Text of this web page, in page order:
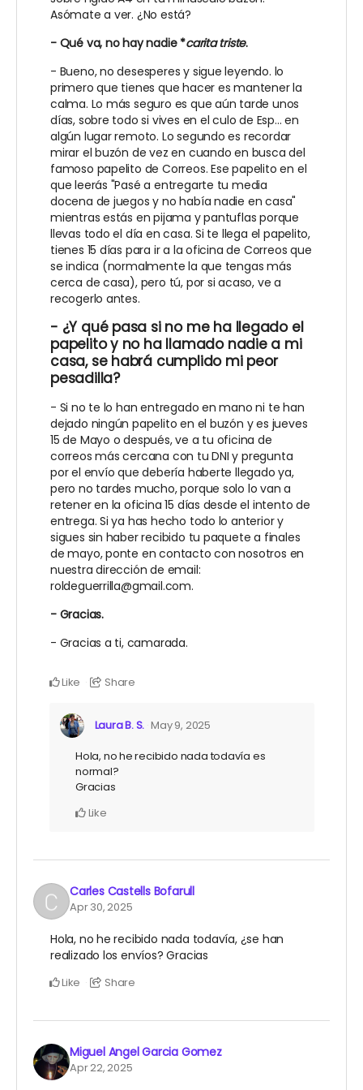
Asómate a ver. ¿No está?
- Qué va, no hay nadie *carita triste.
- Bueno, no desesperes y sigue leyendo. lo
primero que tienes que hacer es mantener la
calma. Lo más seguro es que aún tarde unos
días, sobre todo si vives en el culo de Esp... en
algún lugar remoto. Lo segundo es recordar
mirar el buzón de vez en cuando en busca del
famoso papelito de Correos. Ese papelito en el
que leerás "Pasé a entregarte tu media
docena de juegos y no había nadie en casa"
mientras estás en pijama y pantuflas porque
llevas todo el día en casa. Si te llega el papelito,
tienes 15 días para ir a la oficina de Correos que
se indica (normalmente la que tengas más
cerca de casa), pero tú, por si acaso, ve a
recogerlo antes.
- ¿Y qué pasa si no me ha llegado el
papelito y no ha llamado nadie a mi
casa, se habrá cumplido mi peor
pesadilla?
- Si no te lo han entregado en mano ni te han
dejado ningún papelito en el buzón y es jueves
15 de Mayo o después, ve a tu oficina de
correos más cercana con tu DNI y pregunta
por el envío que debería haberte llegado ya,
pero no tardes mucho, porque solo lo van a
retener en la oficina 15 días desde el intento de
entrega. Si ya has hecho todo lo anterior y
sigues sin haber recibido tu paquete a finales
de mayo, ponte en contacto con nosotros en
nuestra dirección de email:
roldeguerrilla@gmail.com.
- Gracias.
- Gracias a ti, camarada.
Like Share
Laura B. S. May 9, 2025
Hola, no he recibido nada todavía es
normal?
Gracias
Like
Carles Castells Bofarull
Apr 30, 2025
Hola, no he recibido nada todavía, ¿se han
realizado los envíos? Gracias
Like Share
Miguel Angel Garcia Gomez
Apr 22, 2025